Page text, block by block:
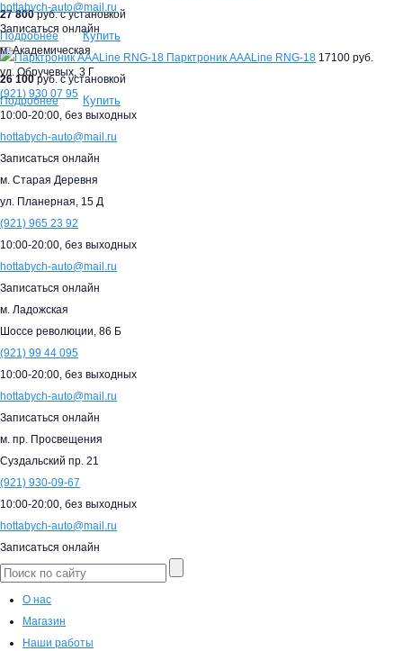
27 800руб. с установкой
Подробнее
Купить
Парктроник AAALine RNG-18 17100 руб.
26 100руб. с установкой
Подробнее
Купить
hottabych-auto@mail.ru
Записаться онлайн
м. Академическая
ул. Обручевых, 3 Г
(921) 930 07 95
10:00-20:00, без выходных
hottabych-auto@mail.ru
Записаться онлайн
м. Старая Деревня
ул. Планерная, 15 Д
(921) 965 23 92
10:00-20:00, без выходных
hottabych-auto@mail.ru
Записаться онлайн
м. Ладожская
Шоссе революции, 86 Б
(921) 99 44 095
10:00-20:00, без выходных
hottabych-auto@mail.ru
Записаться онлайн
м. пр. Просвещения
Суздальский пр. 21
(921) 930-09-67
10:00-20:00, без выходных
hottabych-auto@mail.ru
Записаться онлайн
О нас
Магазин
Наши работы